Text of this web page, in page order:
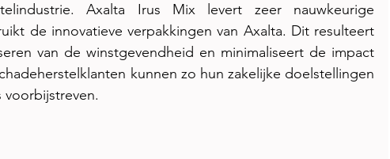
Axalta Irus Mix levert zeer nauwkeurige
de innovatieve verpakkingen van Axalta. Dit resulteert
van de winstgevendheid en minimaliseert de impact
kunnen zo hun zakelijke doelstellingen
voorbijstreven.